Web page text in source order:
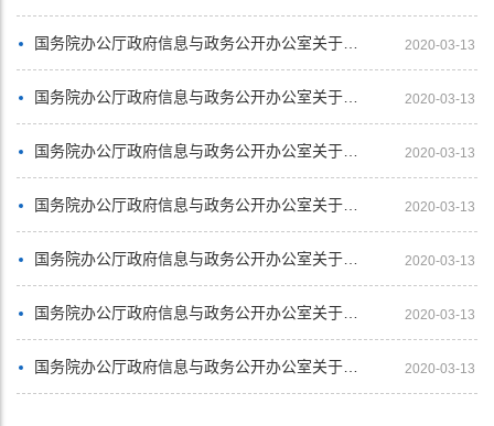
国务院办公厅政府信息与政务公开办公室关于政府信息公开工作年度报告有关事项的通知 2020-03-13
国务院办公厅政府信息与政务公开办公室关于机构改革后政府信息公开申请办理问题的解释 2020-03-13
国务院办公厅政府信息与政务公开办公室关于政府信息公开申请接收渠道问题的解释 2020-03-13
国务院办公厅政府信息与政务公开办公室关于政府信息公开处理决定送达问题的解释 2020-03-13
国务院办公厅政府信息与政务公开办公室关于明确政府信息公开与业务查询事项界限的解释 2020-03-13
国务院办公厅政府信息与政务公开办公室关于政府信息公开年度报告有关项目填报问题的解释 2020-03-13
国务院办公厅政府信息与政务公开办公室关于政府信息公开期限有关问题的解释 2020-03-13